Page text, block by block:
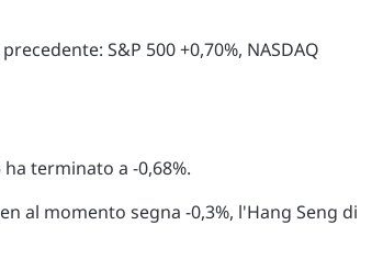
S&P 500 +0,70%, NASDAQ
terminato a -0,68%.
al momento segna -0,3%, l'Hang Seng di